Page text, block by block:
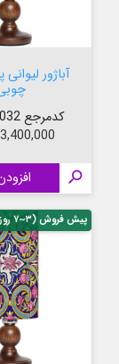
آباژور لیوانی
کدمرجع 6032 لیوانی
قیمت
3,400,000 تومان

پیش فروش (۳~۷ روز کاری)